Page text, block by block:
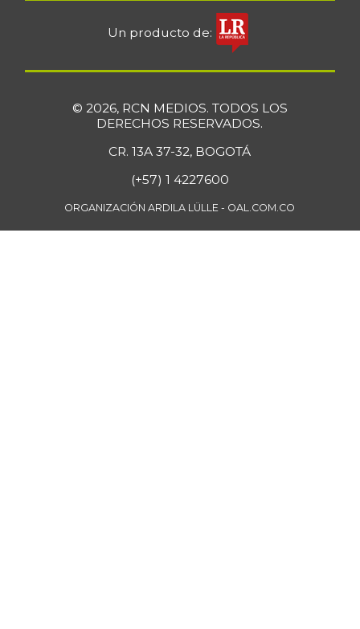
Un producto de:
© 2026, RCN MEDIOS. TODOS LOS
DERECHOS RESERVADOS.
CR. 13A 37-32, BOGOTÁ
(+57) 1 4227600
ORGANIZACIÓN ARDILA LÜLLE - OAL.COM.CO